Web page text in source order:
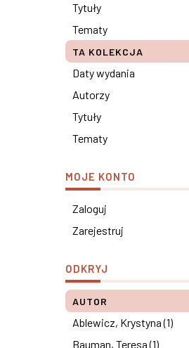
Tytuły
Tematy
TA KOLEKCJA
Daty wydania
Autorzy
Tytuły
Tematy
MOJE KONTO
Zaloguj
Zarejestruj
ODKRYJ
AUTOR
Ablewicz, Krystyna (1)
Bauman, Teresa (1)